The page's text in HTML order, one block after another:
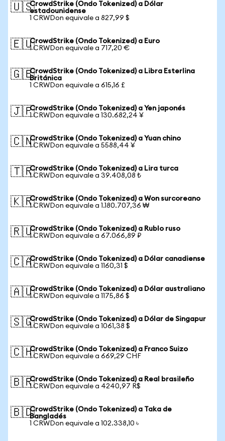
🇺🇸CrowdStrike (Ondo Tokenized) a Dólar
estadounidense
1 CRWDon equivale a 827,99 $
🇪🇺CrowdStrike (Ondo Tokenized) a Euro
1 CRWDon equivale a 717,20 €
🇬🇧CrowdStrike (Ondo Tokenized) a Libra Esterlina
Británica
1 CRWDon equivale a 615,16 £
🇯🇵CrowdStrike (Ondo Tokenized) a Yen japonés
1 CRWDon equivale a 130.682,24 ¥
🇨🇳CrowdStrike (Ondo Tokenized) a Yuan chino
1 CRWDon equivale a 5588,44 ¥
🇹🇷CrowdStrike (Ondo Tokenized) a Lira turca
1 CRWDon equivale a 39.408,08 ₺
🇰🇷CrowdStrike (Ondo Tokenized) a Won surcoreano
1 CRWDon equivale a 1.180.707,36 ₩
🇷🇺CrowdStrike (Ondo Tokenized) a Rublo ruso
1 CRWDon equivale a 67.066,89 ₽
🇨🇦CrowdStrike (Ondo Tokenized) a Dólar canadiense
1 CRWDon equivale a 1160,31 $
🇦🇺CrowdStrike (Ondo Tokenized) a Dólar australiano
1 CRWDon equivale a 1175,86 $
🇸🇬CrowdStrike (Ondo Tokenized) a Dólar de Singapur
1 CRWDon equivale a 1061,38 $
🇨🇭CrowdStrike (Ondo Tokenized) a Franco Suizo
1 CRWDon equivale a 669,29 CHF
🇧🇷CrowdStrike (Ondo Tokenized) a Real brasileño
1 CRWDon equivale a 4240,97 R$
🇧🇩CrowdStrike (Ondo Tokenized) a Taka de
Bangladés
1 CRWDon equivale a 102.338,10 ৳